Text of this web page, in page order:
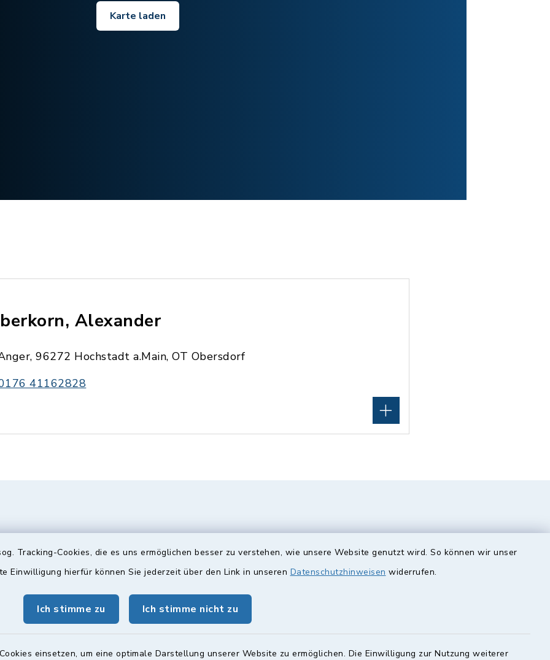
Tracking-Cookies, die es uns ermöglichen besser zu verstehen, wie unsere Website genutzt wird. So können wir unser
Einwilligung hierfür können Sie jederzeit über den Link in unseren Datenschutzhinweisen widerrufen.
Ich stimme zu Ich stimme nicht zu
einsetzen, um eine optimale Darstellung unserer Website zu ermöglichen. Die Einwilligung zur Nutzung weiterer
Karte laden
Alexander
96272 Hochstadt a.Main, OT Obersdorf
41162828
Bürgersprechstunde